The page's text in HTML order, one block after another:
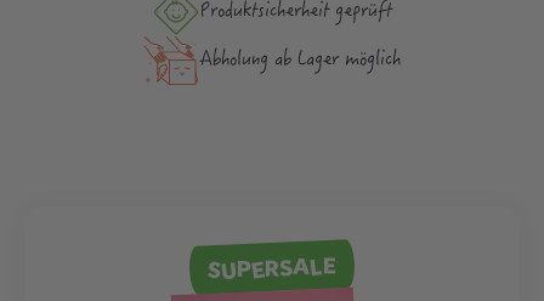
Produktsicher­heit geprüft
Abholung ab Lager möglich
SUPERSALE